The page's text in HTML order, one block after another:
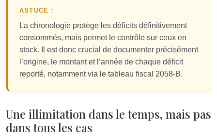
ASTUCE :
La chronologie protège les déficits définitivement
consommés, mais permet le contrôle sur ceux en
stock. Il est donc crucial de documenter précisément
l’origine, le montant et l’année de chaque déficit
reporté, notamment via le tableau fiscal 2058-B.
Une illimitation dans le temps, mais pas
dans tous les cas